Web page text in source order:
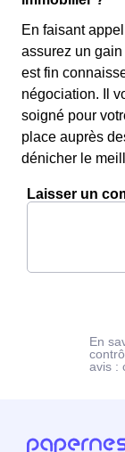
En faisant
assurez un
est fin
négociation. Il
soigné pour
place auprès
dénicher le
Laisser un
En
avis :